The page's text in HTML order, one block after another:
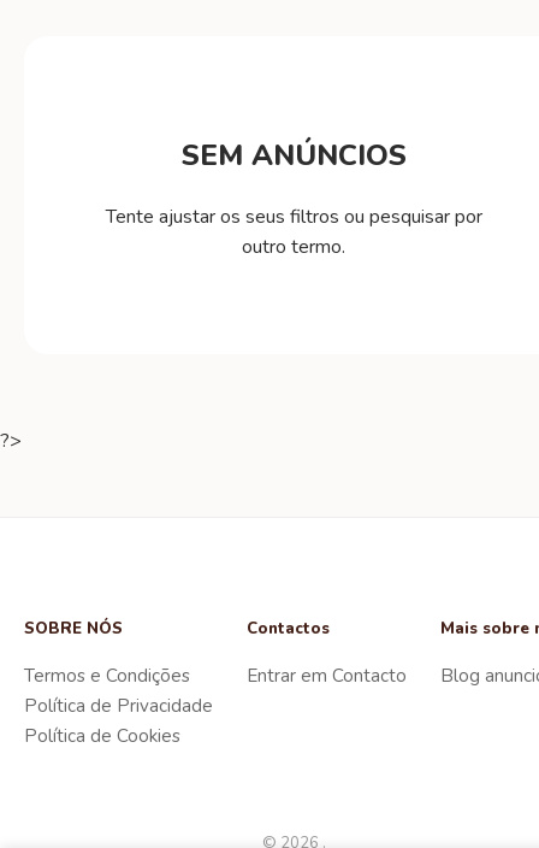
SEM ANÚNCIOS
Tente ajustar os seus filtros ou pesquisar por
outro termo.
?>
SOBRE NÓS
Termos e Condições
Política de Privacidade
Política de Cookies
Contactos
Entrar em Contacto
Mais sobre
Blog
© 2026 .